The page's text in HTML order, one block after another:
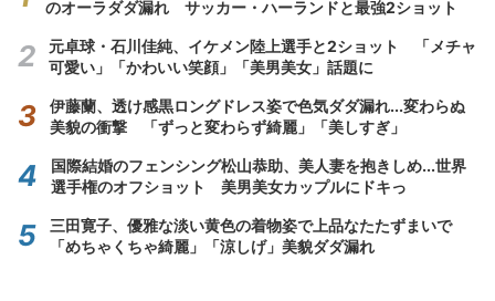
のオーラダダ漏れ サッカー・ハーランドと最強2ショット
元卓球・石川佳純、イケメン陸上選手と2ショット 「メチャ
可愛い」「かわいい笑顔」「美男美女」話題に
伊藤蘭、透け感黒ロングドレス姿で色気ダダ漏れ...変わらぬ
美貌の衝撃 「ずっと変わらず綺麗」「美しすぎ」
国際結婚のフェンシング松山恭助、美人妻を抱きしめ...世界
選手権のオフショット 美男美女カップルにドキっ
三田寛子、優雅な淡い黄色の着物姿で上品なたたずまいで
「めちゃくちゃ綺麗」「涼しげ」美貌ダダ漏れ